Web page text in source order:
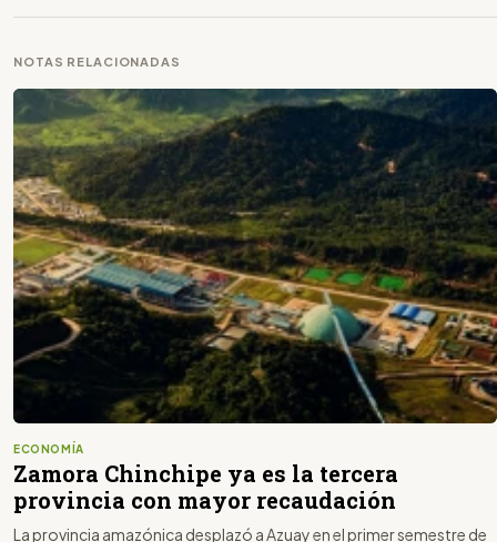
NOTAS RELACIONADAS
ECONOMÍA
Zamora Chinchipe ya es la tercera
provincia con mayor recaudación
La provincia amazónica desplazó a Azuay en el primer semestre de